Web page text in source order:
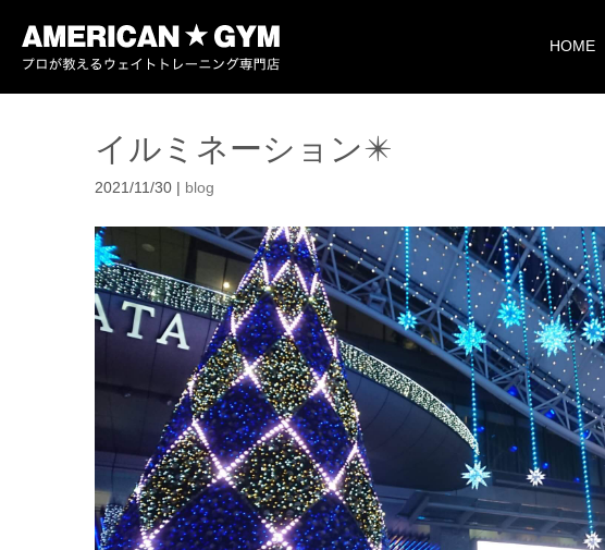
HOME
イルミネーション✴️
2021/11/30 blog